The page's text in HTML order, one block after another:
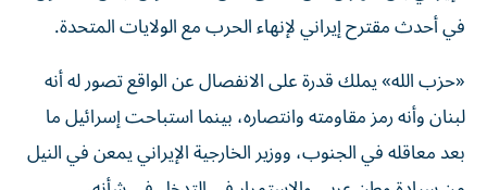
في أحدث مقترح إيراني لإنهاء الحرب مع الولايات المتحدة.
«حزب الله» يملك قدرة على الانفصال عن الواقع تصور له أنه
لبنان وأنه رمز مقاومته وانتصاره، بينما استباحت إسرائيل ما
بعد معاقله في الجنوب، ووزير الخارجية الإيراني يمعن في النيل